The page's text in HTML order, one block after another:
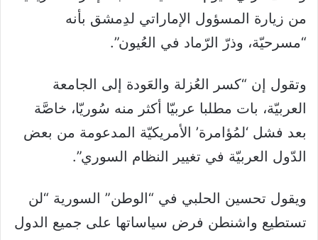
من زيارة المسؤول الإماراتي لدِمشق بأنه
“مسرحيّة، وذرّ الرّماد في العُيون”.
وتقول إن “كسر العُزلة والعَودة إلى الجامعة
العربيّة، بات مطلبا عربيّا أكثر منه سُوريّا، خاصَّة
بعد فشل ‘لمُؤامرة’ الأمريكيّة المدعومة من بعض
الدّول العربيّة في تغيير النظام السوري”.
ويقول تحسين الحلبي في “الوطن” السورية “لن
تستطيع واشنطن فرض سياساتها على جميع الدول